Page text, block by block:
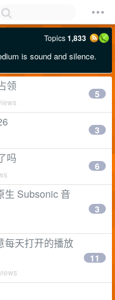
Topics1,833
is sound and silence.
领
5
3
吗
6
生 Subsonic 音
3
每天打开的播放
11